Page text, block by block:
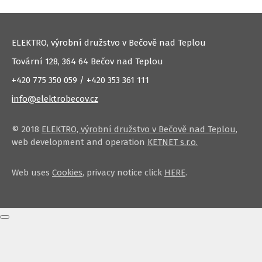
ELEKTRO, výrobní družstvo v Bečově nad Teplou
Tovární 128, 364 64 Bečov nad Teplou
+420 775 350 059 / +420 353 361 111
info@elektrobecov.cz
© 2018 ELEKTRO, výrobní družstvo v Bečově nad Teplou,
web development and operation KETNET s.r.o.
Web uses Cookies, privacy notice click HERE.